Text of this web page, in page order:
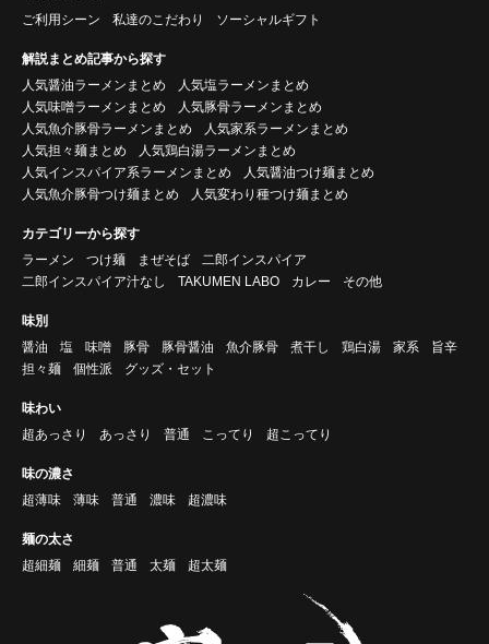
ご利用シーン
私達のこだわり ソーシャルギフト
解説まとめ記事から探す
人気醤油ラーメンまとめ
人気塩ラーメンまとめ
人気味噌ラーメンまとめ
人気豚骨ラーメンまとめ
人気魚介豚骨ラーメンまとめ
人気家系ラーメンまとめ
人気担々麺まとめ
人気鶏白湯ラーメンまとめ
人気インスパイア系ラーメンまとめ
人気醤油つけ麺まとめ
人気魚介豚骨つけ麺まとめ
人気変わり種つけ麺まとめ
カテゴリーから探す
ラーメン
つけ麺 まぜそば
二郎インスパイア
二郎インスパイア汁なし
TAKUMEN LABO カレー その他
味別
醤油
塩 味噌 豚骨 豚骨醤油 魚介豚骨 煮干し 鶏白湯 家系
旨辛
担々麺
個性派 グッズ・セット
味わい
超あっさり
あっさり 普通 こってり 超こってり
味の濃さ
超薄味
薄味 普通 濃味 超濃味
麺の太さ
超細麺
細麺 普通 太麺 超太麺